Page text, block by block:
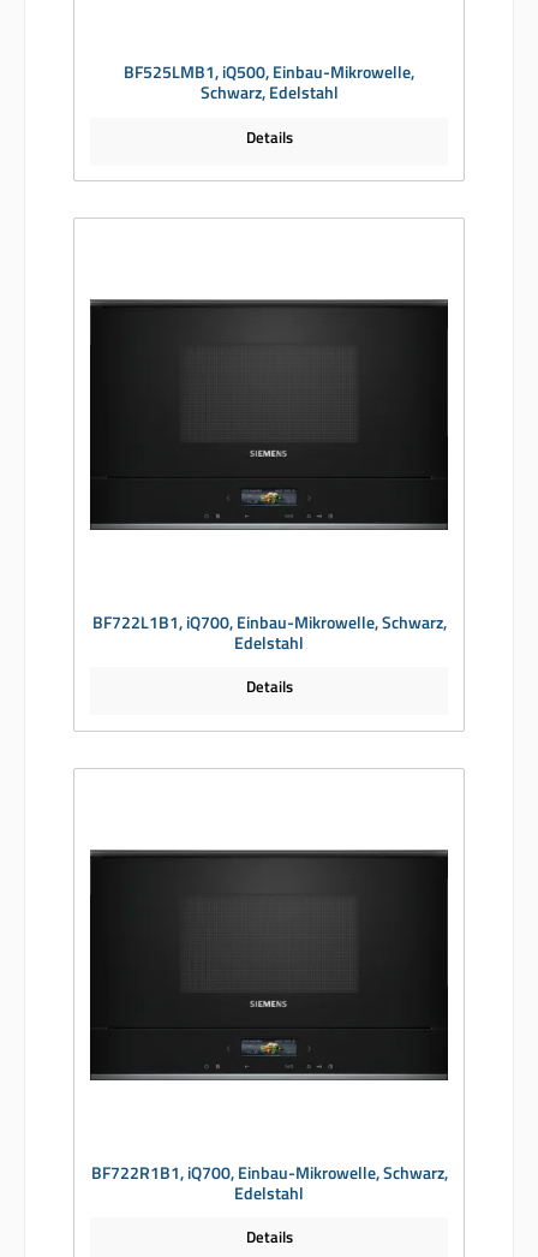
BF525LMB1, iQ500, Einbau-Mikrowelle,
Schwarz, Edelstahl
Details
BF722L1B1, iQ700, Einbau-Mikrowelle, Schwarz,
Edelstahl
Details
BF722R1B1, iQ700, Einbau-Mikrowelle, Schwarz,
Edelstahl
Details